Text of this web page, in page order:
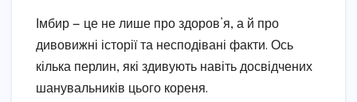
Імбир — це не лише про здоров’я, а й про
дивовижні історії та несподівані факти. Ось
кілька перлин, які здивують навіть досвідчених
шанувальників цього кореня.